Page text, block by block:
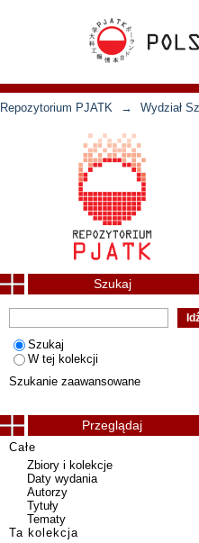
Repozytorium PJATK → Wydział
Szukaj
Szukaj
W tej kolekcji
Szukanie zaawansowane
Przeglądaj
Całe
Zbiory i kolekcje
Daty wydania
Autorzy
Tytuły
Tematy
Ta kolekcja